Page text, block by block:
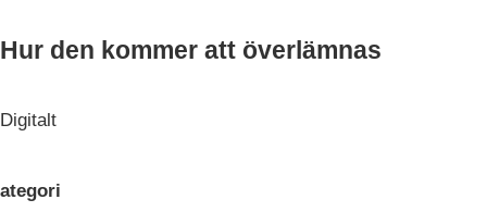
Hur den kommer att överlämnas
Digitalt